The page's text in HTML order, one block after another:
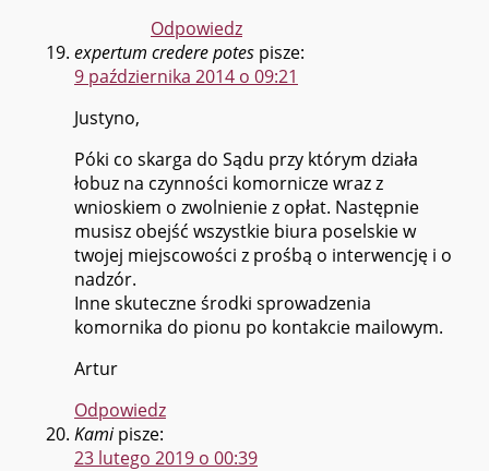
Odpowiedz
expertum credere potes pisze:
9 października 2014 o 09:21
Justyno,
Póki co skarga do Sądu przy którym działa
łobuz na czynności komornicze wraz z
wnioskiem o zwolnienie z opłat. Następnie
musisz obejść wszystkie biura poselskie w
twojej miejscowości z prośbą o interwencję i o
nadzór.
Inne skuteczne środki sprowadzenia
komornika do pionu po kontakcie mailowym.
Artur
Odpowiedz
Kami pisze:
23 lutego 2019 o 00:39